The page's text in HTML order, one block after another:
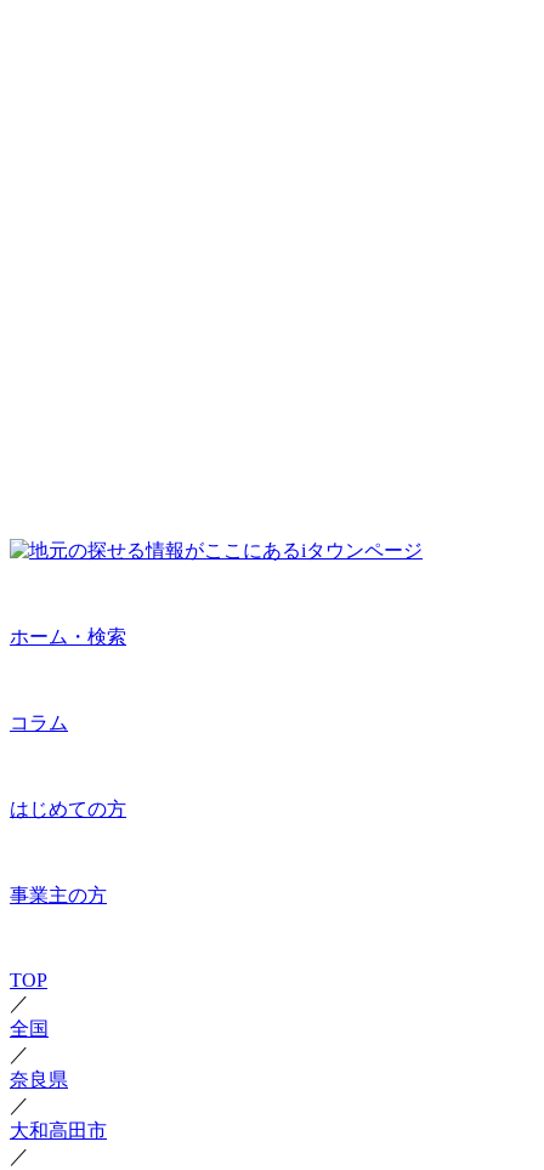
ホーム・検索
コラム
はじめての方
事業主の方
TOP
／
全国
／
奈良県
／
大和高田市
／